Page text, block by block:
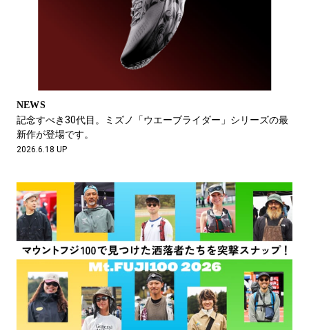
NEWS
記念すべき30代目。ミズノ「ウエーブライダー」シリーズの最
新作が登場です。
2026.6.18 UP